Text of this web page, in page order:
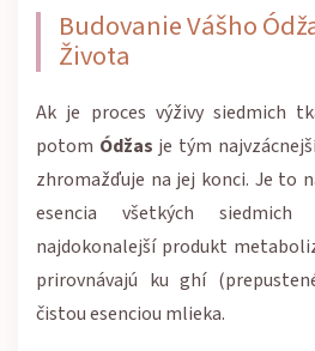
Budovanie Vášho
Života
Ak je proces výživy siedmich
potom Ódžas je tým
zhromažďuje na jej konci. Je to
esencia všetkých
najdokonalejší produkt
prirovnávajú ku ghí
čistou esenciou mlieka.